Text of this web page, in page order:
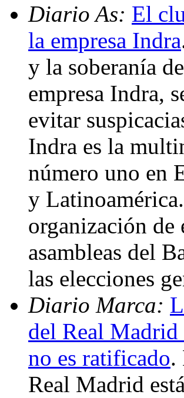
Diario As: El
la empresa Indra
y la soberanía
empresa Indra,
evitar
Indra es la
número uno en
y
organización de
asambleas del
las elecciones
Diario Marca:
del Real Madrid
no es ratificado.
Real Madrid